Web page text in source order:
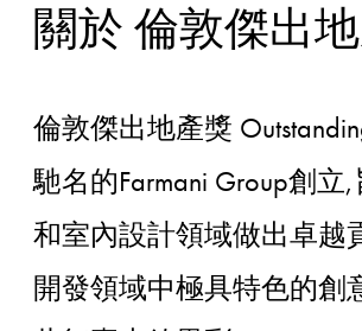
關於 倫敦傑出地
倫敦傑出地產獎
馳名的Farmani Group創
和室內設計領域做出卓越
開發領域中極具特色的創